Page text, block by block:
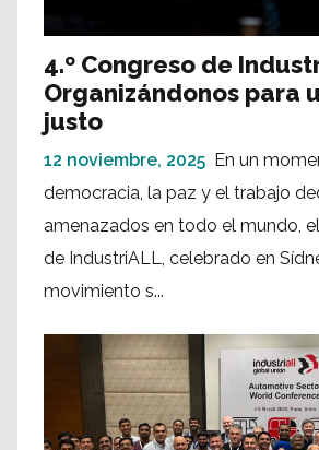
4.º Congreso de
Organizándonos para
justo
12 noviembre, 2025 En un
democracia, la paz y el trabajo
amenazados en todo el mundo,
de IndustriALL, celebrado en
movimiento s...